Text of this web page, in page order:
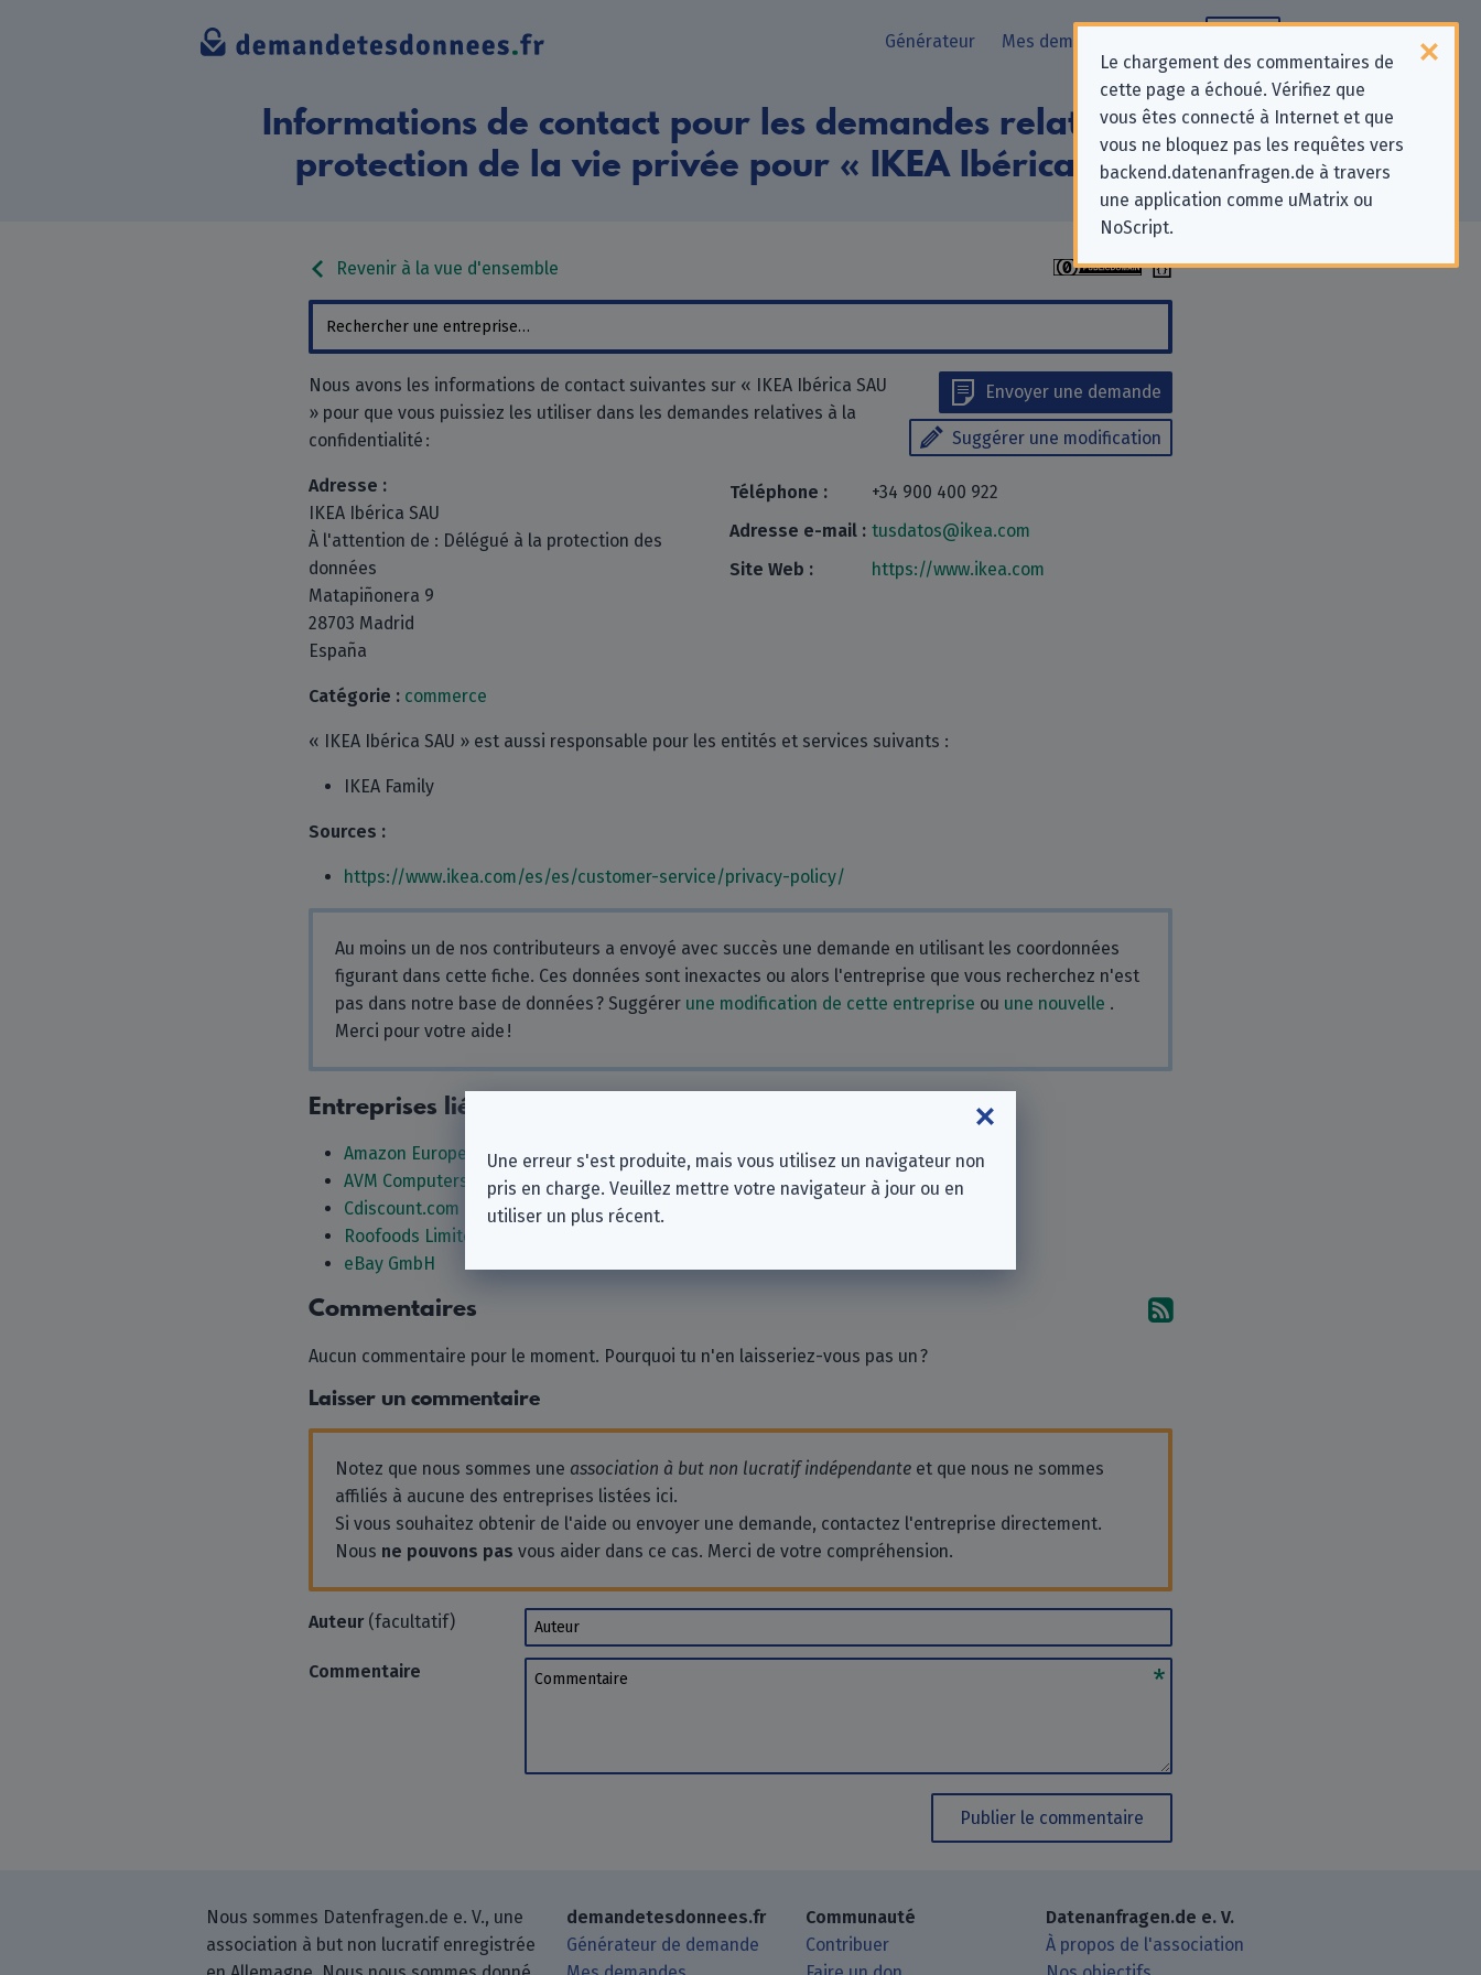
Le chargement des commentaires de
cette page a échoué. Vérifiez que
vous êtes connecté à Internet et que
vous ne bloquez pas les requêtes vers
backend.datenanfragen.de à travers
une application comme uMatrix ou
NoScript.
Générateur Mes demandes
Informations de contact pour les demandes relatives à la
protection de la vie privée pour « IKEA Ibérica SAU »
Revenir à la vue d'ensemble
Envoyer une demande
Suggérer une modification
Nous avons les informations de contact suivantes sur « IKEA Ibérica SAU
» pour que vous puissiez les utiliser dans les demandes relatives à la
confidentialité :
Adresse :
IKEA Ibérica SAU
À l'attention de : Délégué à la protection des
données
Matapiñonera 9
28703 Madrid
España
Téléphone :
+34 900 400 922
Adresse e-mail : tusdatos@ikea.com
Site Web :
https://www.ikea.com
Catégorie : commerce
« IKEA Ibérica SAU » est aussi responsable pour les entités et services suivants :
IKEA Family
Sources :
https://www.ikea.com/es/es/customer-service/privacy-policy/
Au moins un de nos contributeurs a envoyé avec succès une demande en utilisant les coordonnées
figurant dans cette fiche. Ces données sont inexactes ou alors l'entreprise que vous recherchez n'est
pas dans notre base de données ? Suggérer une modification de cette entreprise ou une nouvelle .
Merci pour votre aide !
Entreprises liées
Amazon Europe Core SARL
AVM Computersysteme Vertriebs GmbH
Cdiscount.com / SGPN
Roofoods Limited
eBay GmbH
Commentaires Abonnez-vous aux
Aucun commentaire pour le moment. Pourquoi tu n'en laisseriez-vous pas un ?
Laisser un commentaire
Notez que nous sommes une association à but non lucratif indépendante et que nous ne sommes
affiliés à aucune des entreprises listées ici.
Si vous souhaitez obtenir de l'aide ou envoyer une demande, contactez l'entreprise directement.
Nous ne pouvons pas vous aider dans ce cas. Merci de votre compréhension.
Auteur(facultatif) Auteur
Commentaire Commentaire
Publier le commentaire
Nous sommes Datenfragen.de e. V., une
association à but non lucratif enregistrée
demandetesdonnees.fr
Générateur de demande
Communauté
Contribuer
Datenanfragen.de e. V.
À propos de l'association
Une erreur s'est produite, mais vous utilisez un navigateur non
pris en charge. Veuillez mettre votre navigateur à jour ou en
utiliser un plus récent.